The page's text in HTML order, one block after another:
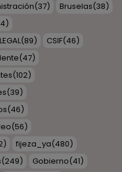
(37) Bruselas(38)
(89) CSIF(46)
(47)
(102)
(39)
(46)
(56)
fijeza_ya(480)
(249) Gobierno(41)